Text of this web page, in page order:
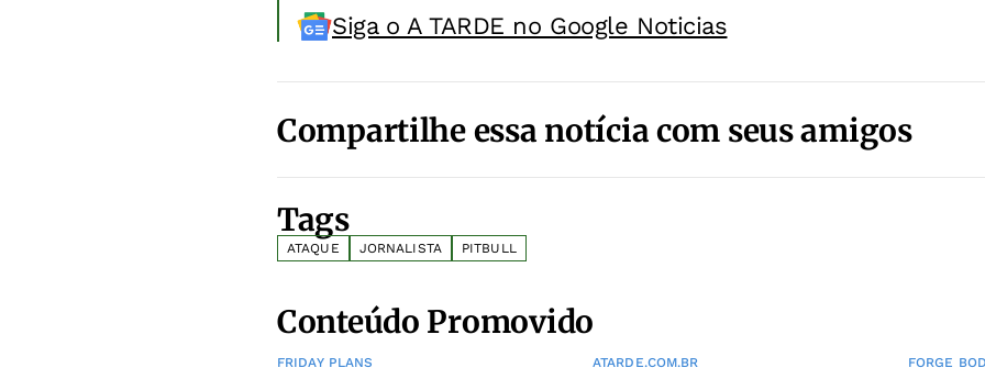
Siga o A TARDE no Google Noticias
Compartilhe essa notícia com seus amigos
Tags
ATAQUE JORNALISTA PITBULL